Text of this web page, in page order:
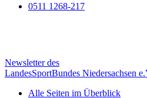
0511 1268-217
Newsletter des
LandesSportBundes Niedersachsen
Alle Seiten im Überblick